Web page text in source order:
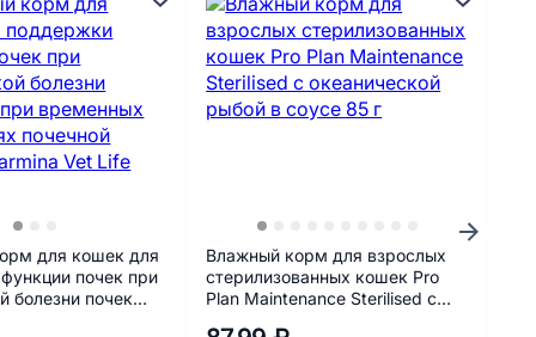
для кошек для
почек при
болезни почек
Влажный корм для взрослых
стерилизованных кошек Pro
Plan Maintenance Sterilised с